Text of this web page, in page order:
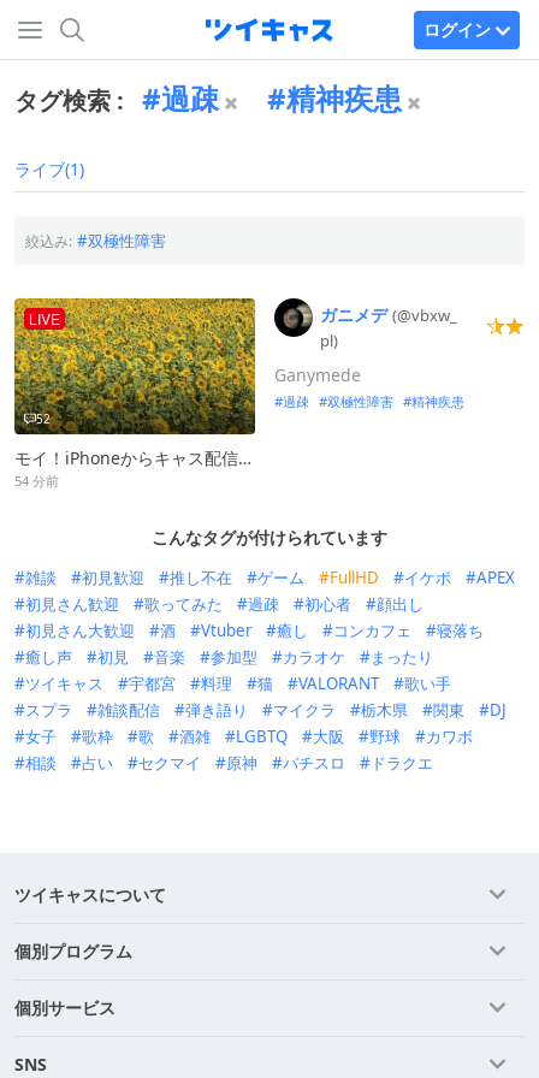
ログイン
タグ検索 : 過疎 精神疾患
ライブ(1)
絞込み: 双極性障害
LIVE
52
モイ！iPhoneからキャス配信中 -
54 分前
ガニメデ (@vbxw_
pl)
Ganymede
過疎 双極性障害 精神疾患
こんなタグが付けられています
雑談 初見歓迎 推し不在 ゲーム FullHD イケボ
APEX
初見さん歓迎
歌ってみた 過疎 初心者
顔出し
初見さん大歓迎
酒 Vtuber 癒し コンカフェ
寝落ち
癒し声
初見 音楽 参加型 カラオケ
まったり
ツイキャス
宇都宮 料理 猫 VALORANT
歌い手
スプラ
雑談配信 弾き語り マイクラ 栃木県 関東
DJ
女子
歌枠 歌 酒雑 LGBTQ 大阪 野球
カワボ
相談
占い セクマイ 原神 パチスロ ドラクエ
ツイキャスについて
個別プログラム
個別サービス
SNS